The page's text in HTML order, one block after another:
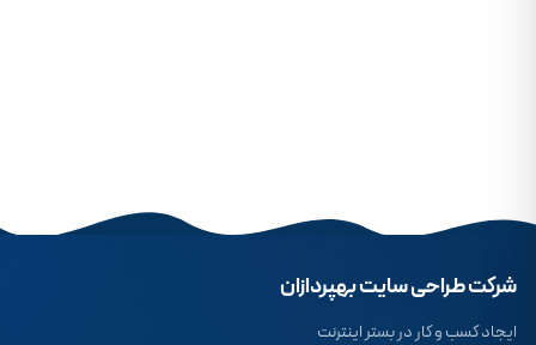
شرکت طراحی سایت بهپردازان
ایجاد کسب و کار در بستر اینترنت